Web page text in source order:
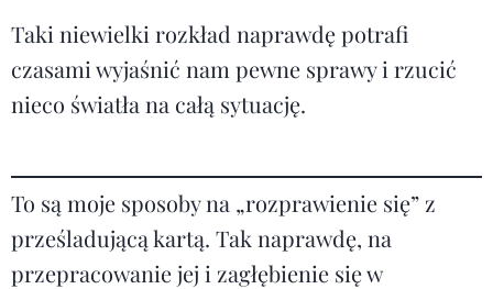
Taki niewielki rozkład naprawdę potrafi
czasami wyjaśnić nam pewne sprawy i rzucić
nieco światła na całą sytuację.
To są moje sposoby na „rozprawienie się” z
prześladującą kartą. Tak naprawdę, na
przepracowanie jej i zagłębienie się w